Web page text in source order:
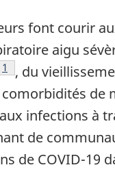
font courir
aigu
Note de bas de page
1
, du
de
infections à
de
de COVID-19